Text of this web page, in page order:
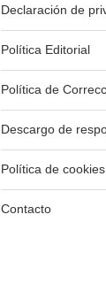
Declaración de
Política Editorial
Política de
Descargo de
Política de cookies
Contacto